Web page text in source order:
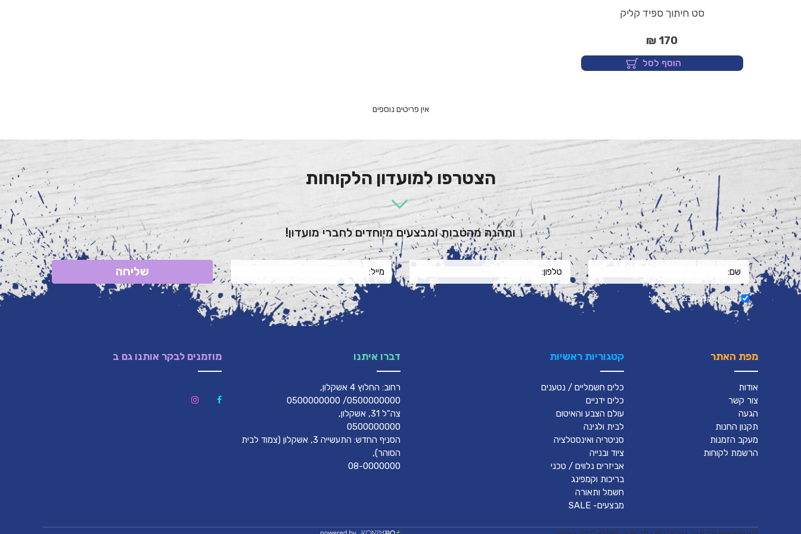
סט חיתוך ספיד קליק
170 ₪
הוסף לסל
הצטרפו למועדון הלקוחות
ותהנה מהטבות ומבצעים מיוחדים לחברי מועדון!
שליחה
מעוניין לקבל מבצעים בדוא"ל
אודות
צור קשר
הגעה
תקנון החנות
מעקב הזמנות
הרשמת לקוחות
כלים חשמליים / נטענים
כלים ידניים
עולם הצבע והאיטום
לבית ולגינה
סניטריה ואינסטלציה
ציוד ובנייה
אביזרים נלווים / טכני
בריכות וקמפינג
חשמל ותאורה
מבצעים- SALE
רחוב: החלוץ 4 אשקלון,
0500000000/ 0500000000
צה"ל 31, אשקלון,
0500000000
הסוהר),
08-0000000